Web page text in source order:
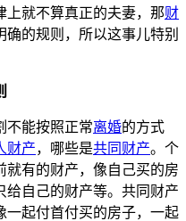
上就不算真正的夫妻，那财
的规则，所以这事儿特别
不能按照正常离婚的方式
财产，哪些是共同财产。个
就有的财产，像自己买的房
给自己的财产等。共同财产
一起付首付买的房子，一起